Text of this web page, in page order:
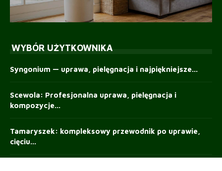
WYBÓR UŻYTKOWNIKA
Syngonium — uprawa, pielęgnacja i najpiękniejsze...
Scewola: Profesjonalna uprawa, pielęgnacja i
kompozycje...
Tamaryszek: kompleksowy przewodnik po uprawie,
cięciu...